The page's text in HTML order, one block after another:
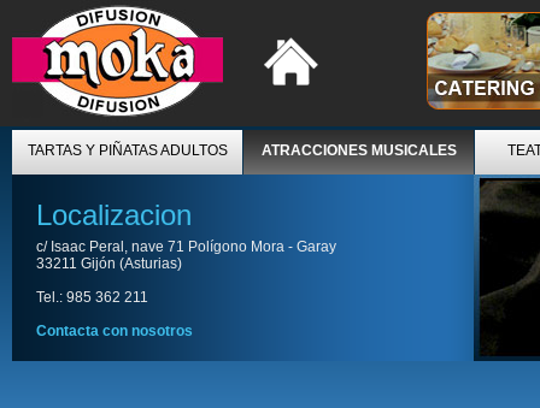
TARTAS Y PIÑATAS ADULTOS ATRACCIONES MUSICALES
Localizacion
c/ Isaac Peral, nave 71 Polígono Mora - Garay
33211 Gijón (Asturias)
Tel.: 985 362 211
Contacta con nosotros